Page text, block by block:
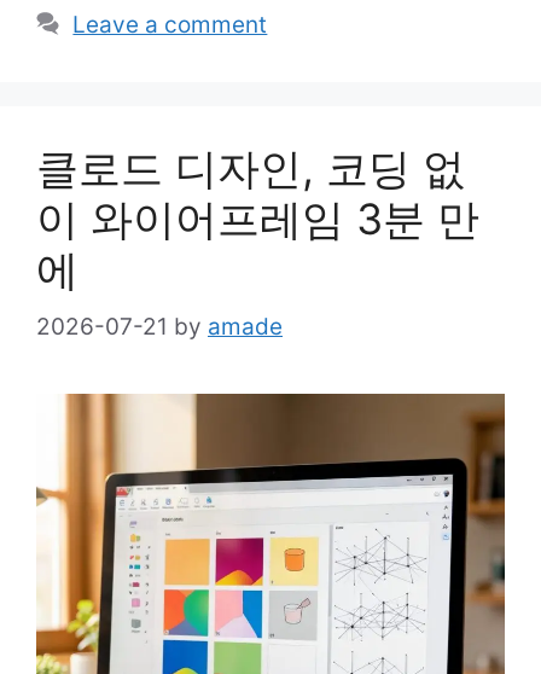
Leave a comment
클로드 디자인, 코딩 없
이 와이어프레임 3분 만
에
2026-07-21 by amade